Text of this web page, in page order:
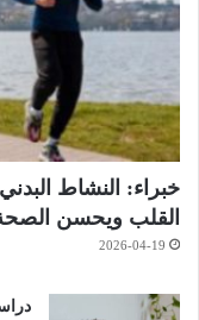
خبراء: النشاط
القلب ويحسن
2026-04-19